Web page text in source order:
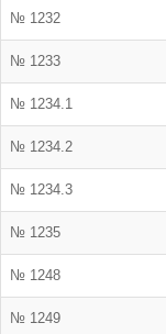
№ 1232
№ 1233
№ 1234.1
№ 1234.2
№ 1234.3
№ 1235
№ 1248
№ 1249